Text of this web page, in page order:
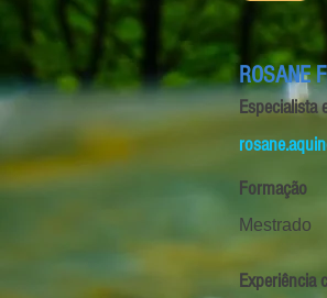
ROSANE
Experiência
Formação
Mestrado